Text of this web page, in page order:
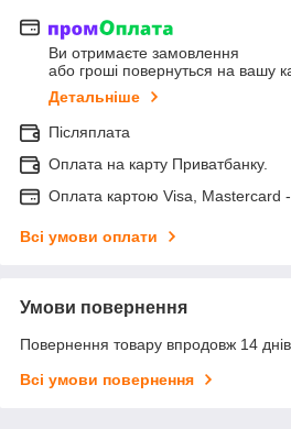
Ви отримаєте замовлення
або гроші повернуться на вашу
Детальніше
Післяплата
Оплата на карту Приватбанку.
Оплата картою Visa, Mastercard
Всі умови оплати
Умови повернення
Повернення товару впродовж 14
Всі умови повернення